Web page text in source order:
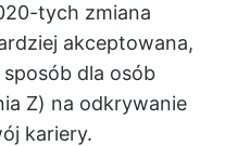
tych zmiana
akceptowana,
dla osób
Z) na odkrywanie
kariery.